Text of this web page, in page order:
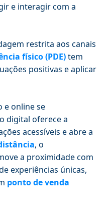
e interagir com a
restrita aos canais
físico (PDE)tem
positivas e aplicar
e online se
digital oferece a
acessíveis e abre a
, o
a proximidade com
experiências únicas,
ponto de venda